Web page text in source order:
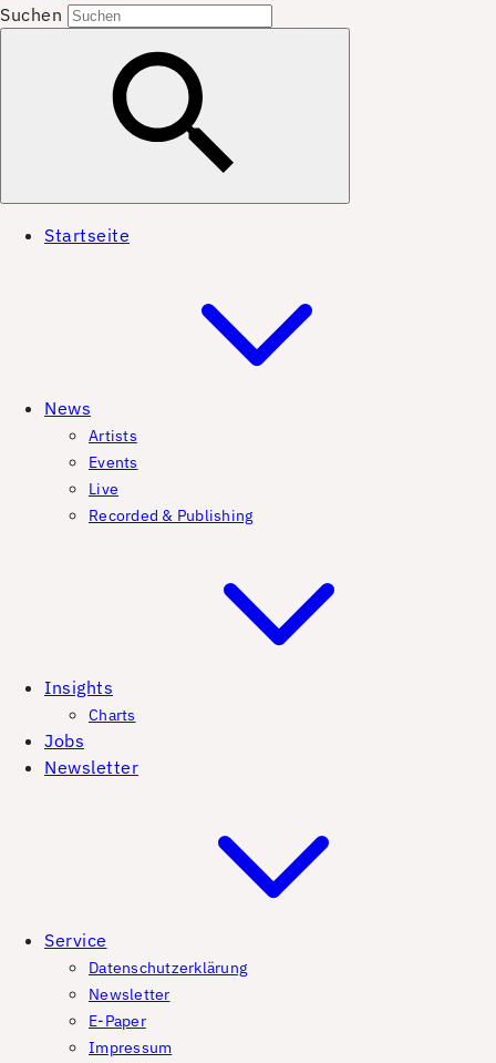
Suchen
Startseite
News
Artists
Events
Live
Recorded & Publishing
Insights
Charts
Jobs
Newsletter
Service
Datenschutzerklärung
Newsletter
E-Paper
Impressum